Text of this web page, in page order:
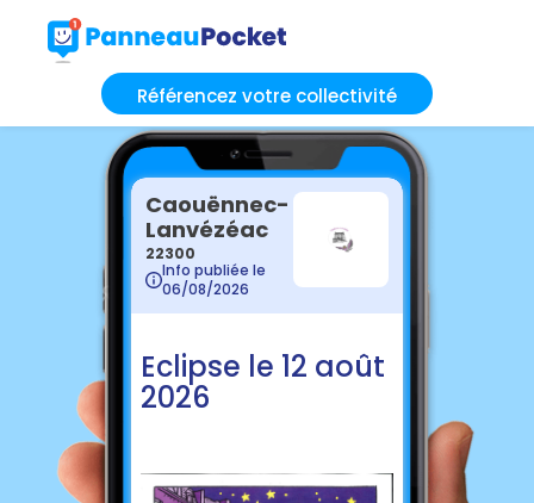
Référencez votre collectivité
Caouënnec-
Lanvézéac
22300
Info publiée le
06/08/2026
Eclipse le 12 août
2026